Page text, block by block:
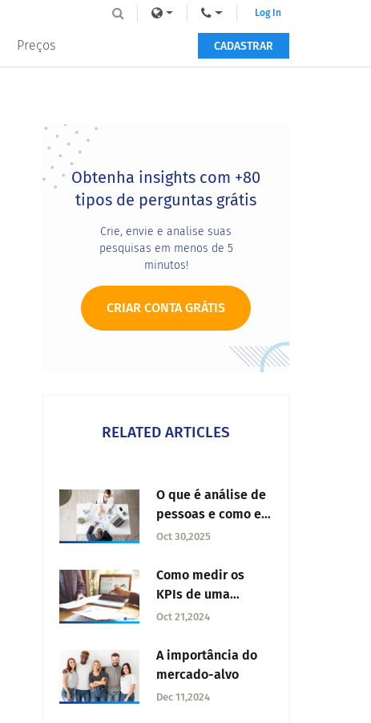
Preços
Log In
CADASTRAR
Primary
Sidebar
Obtenha insights com +80
tipos de perguntas grátis
Crie, envie e analise suas
pesquisas em menos de 5
minutos!
CRIAR CONTA GRÁTIS
RELATED ARTICLES
O que é análise de
pessoas e como ela
pode melhorar o
sua empresa?
Oct 30,2025
Como medir os
KPIs de uma
empresa
Oct 21,2024
A importância do
mercado-alvo
Dec 11,2024